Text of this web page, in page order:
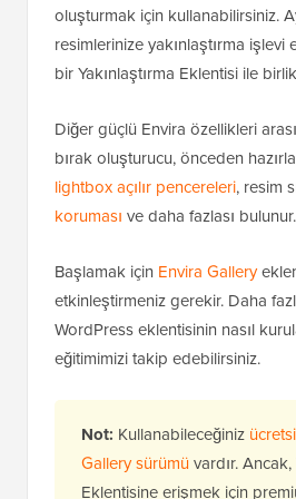
oluşturmak için kullanabilirsiniz.
resimlerinize yakınlaştırma işlevi
bir Yakınlaştırma Eklentisi ile
Diğer güçlü Envira özellikleri
bırak oluşturucu, önceden
lightbox açılır pencereleri, resim
koruması ve daha fazlası bulunur.
Başlamak için Envira Gallery
etkinleştirmeniz gerekir. Daha
WordPress eklentisinin nasıl
eğitimimizi takip edebilirsiniz.
Not: Kullanabileceğiniz
Gallery sürümüvardır. Ancak,
Eklentisine erişmek için